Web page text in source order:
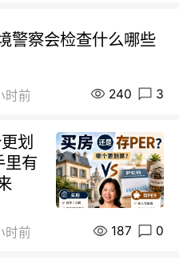
警察会检查什么哪些
时前 240 3
划
里有
时前 187 0